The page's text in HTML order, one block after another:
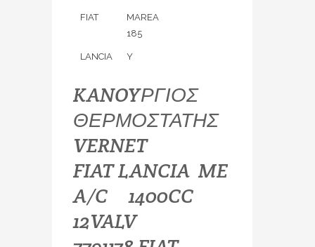
FIAT
MAREA
185
LANCIA Y
KANOYΡΓΙΟΣ
ΘΕΡΜΟΣΤΑΤΗΣ
VERNET
FIAT LANCIA ME
A/C 1400CC
12VALV